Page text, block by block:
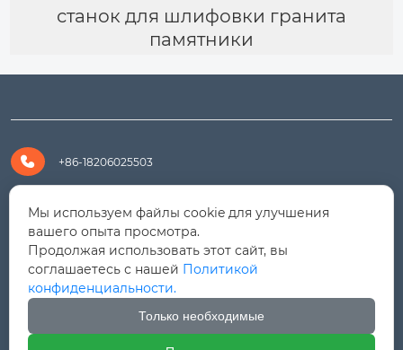
станок для шлифовки гранита
памятники
 +86-18206025503
 +8618206025503
 yanali@hualongm.com

351144, Китай, пров.Фуцзянь, г. Путянь, район Личэн,
промышленная зона Хуанши
Мы используем файлы cookie для улучшения
вашего опыта просмотра.
Продолжая использовать этот сайт, вы
соглашаетесь с нашей Политикой
конфиденциальности.
Только необходимые